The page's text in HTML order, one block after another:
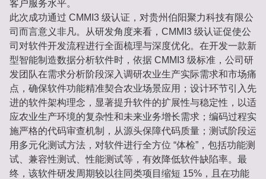
客户服务水平。
此次成功通过 CMMI3 级认证，对贵州伯阳聚力科技有限公
司而言意义非凡。从研发角度来看，CMMI3 级认证促使公
司对软件开发流程进行全面梳理与深度优化。在开发一款新
型智能制造数据分析软件时，依据 CMMI3 级标准，公司研
发团队在需求分析阶段深入调研农业生产实际需求和市场痛
点，确保软件功能精准契合农业场景应用；设计环节引入先
进的软件架构理念，显著提升软件的扩展性与稳定性，以适
应农业生产环境的复杂性和未来业务增长需求；编码过程实
施严格的代码审查机制，从源头保障代码质量；测试阶段运
用多元化测试方法，对软件进行全方位 “体检”，包括功能测
试、兼容性测试、性能测试等，有效降低软件缺陷率。最
终，该软件研发周期较以往同类项目缩短 15%，且在功能